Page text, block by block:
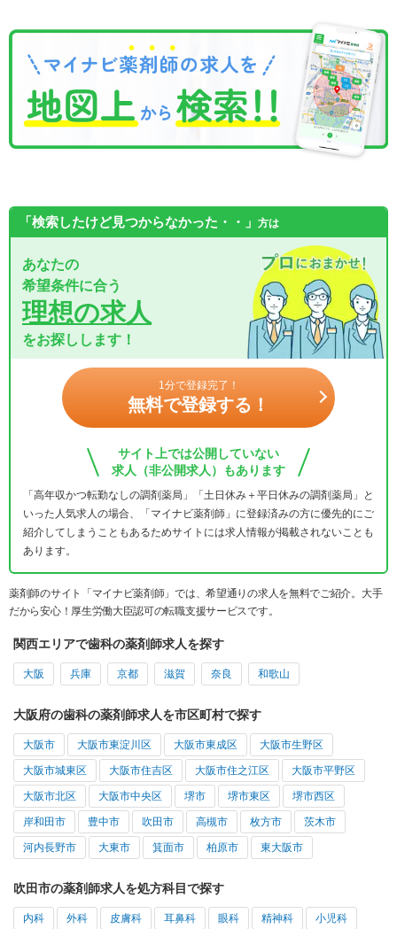
「検索したけど見つからなかった・・」 方は
あなたの
希望条件に合う
理想の求人
をお探しします！
1分で登録完了！
無料で登録する！
サイト上では公開していない
求人（非公開求人）もあります
「高年収かつ転勤なしの調剤薬局」「土日休み＋平日休みの調剤薬局」と
いった人気求人の場合、「マイナビ薬剤師」に登録済みの方に優先的にご
紹介してしまうこともあるためサイトには求人情報が掲載されないことも
あります。
薬剤師のサイト「マイナビ薬剤師」では、希望通りの求人を無料でご紹介。大手
だから安心！厚生労働大臣認可の転職支援サービスです。
関西エリアで歯科の薬剤師求人を探す
大阪 兵庫 京都 滋賀 奈良 和歌山
大阪府の歯科の薬剤師求人を市区町村で探す
大阪市 大阪市東淀川区 大阪市東成区 大阪市生野区
大阪市城東区 大阪市住吉区 大阪市住之江区 大阪市平野区
大阪市北区 大阪市中央区 堺市 堺市東区 堺市西区
岸和田市 豊中市 吹田市 高槻市 枚方市 茨木市
河内長野市 大東市 箕面市 柏原市 東大阪市
吹田市の薬剤師求人を処方科目で探す
内科 外科 皮膚科 耳鼻科 眼科 精神科 小児科